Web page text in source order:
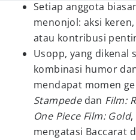
Setiap anggota
menonjol: aksi
atau kontribusi
Usopp, yang dikenal
kombinasi humor
mendapat momen
Stampede dan Film:
One Piece Film: Gold,
mengatasi Baccarat